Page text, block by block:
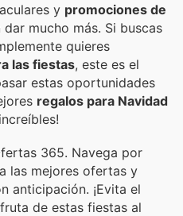
y promociones de
mucho más. Si buscas
quieres
las fiestas, este es el
estas oportunidades
regalos para Navidad
365. Navega por
las mejores ofertas y
anticipación. ¡Evita el
de estas fiestas al